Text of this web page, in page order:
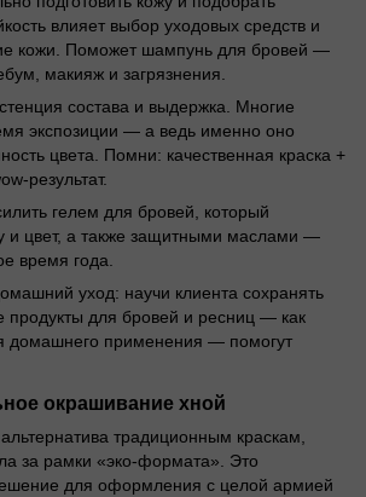
влияет выбор уходовых средств и
кожи. Поможет шампунь для бровей —
макияж и загрязнения.
состава и выдержка. Многие
экспозиции — а ведь именно оно
цвета. Помни: качественная краска +
результат.
гелем для бровей, который
и цвет, а также защитными маслами —
время года.
уход: научи клиента сохранять
продукты для бровей и ресниц — как
домашнего применения — помогут
окрашивание хной
традиционным краскам,
за рамки «эко-формата». Это
для оформления с целой армией